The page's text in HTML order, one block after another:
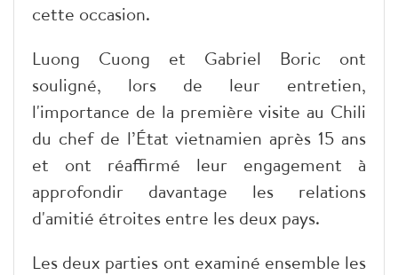
cette occasion.
Luong Cuong et Gabriel Boric ont
souligné, lors de leur entretien,
l'importance de la première visite au Chili
du chef de l’État vietnamien après 15 ans
et ont réaffirmé leur engagement à
approfondir davantage les relations
d'amitié étroites entre les deux pays.
Les deux parties ont examiné ensemble les